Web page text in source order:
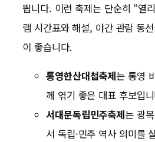
띕니다. 이런 축제는 단순히 “열
램 시간표와 해설, 야간 관람 동
이 좋습니다.
통영한산대첩축제는 통영
께 엮기 좋은 대표 후보입
서대문독립민주축제는 광
서 독립·민주 역사 의미를